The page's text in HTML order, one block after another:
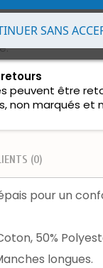
se font
peuvent être
non marqués et
(0)
pour un
50%
longues.
SANS